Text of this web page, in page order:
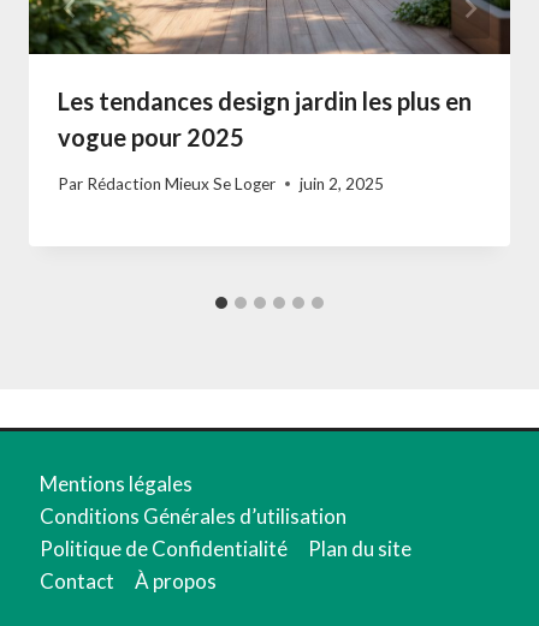
Les tendances design jardin les plus en
vogue pour 2025
Par Rédaction Mieux Se Loger juin 2, 2025
Mentions légales
Conditions Générales d’utilisation
Politique de Confidentialité
Plan du site
Contact
À propos